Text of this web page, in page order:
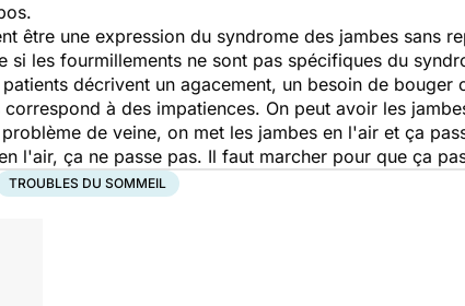
être une expression du syndrome des jambes sans
si les fourmillements ne sont pas spécifiques du
décrivent un agacement, un besoin de
à des impatiences. On peut avoir les
de veine, on met les jambes en l'air et ça
l'air, ça ne passe pas. Il faut marcher pour que ça
TROUBLES DU SOMMEIL